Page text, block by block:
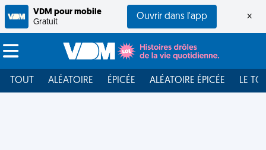
VDM pour mobile
Gratuit
Ouvrir dans l'app ×
TOUT ALÉATOIRE ÉPICÉE ALÉATOIRE ÉPICÉE LE